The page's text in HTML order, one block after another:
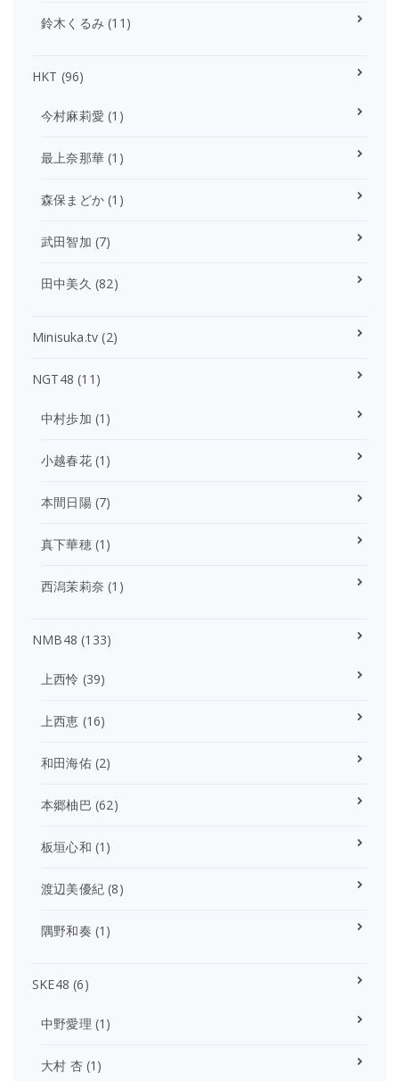
鈴木くるみ (11)
HKT (96)
今村麻莉愛 (1)
最上奈那華 (1)
森保まどか (1)
武田智加 (7)
田中美久 (82)
Minisuka.tv (2)
NGT48 (11)
中村歩加 (1)
小越春花(1)
本間日陽(7)
真下華穂(1)
西潟茉莉奈 (1)
NMB48 (133)
上西怜 (39)
上西恵 (16)
和田海佑(2)
本郷柚巴 (62)
板垣心和 (1)
渡辺美優紀 (8)
隅野和奏 (1)
SKE48 (6)
中野愛理 (1)
大村 杏(1)